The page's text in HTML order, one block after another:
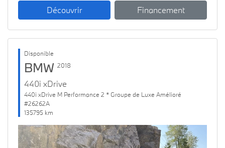
Découvrir Financement
Disponible
BMW 2018
440i xDrive
440i xDrive M Performance 2 * Groupe de Luxe Amélioré
#26262A
135795 km